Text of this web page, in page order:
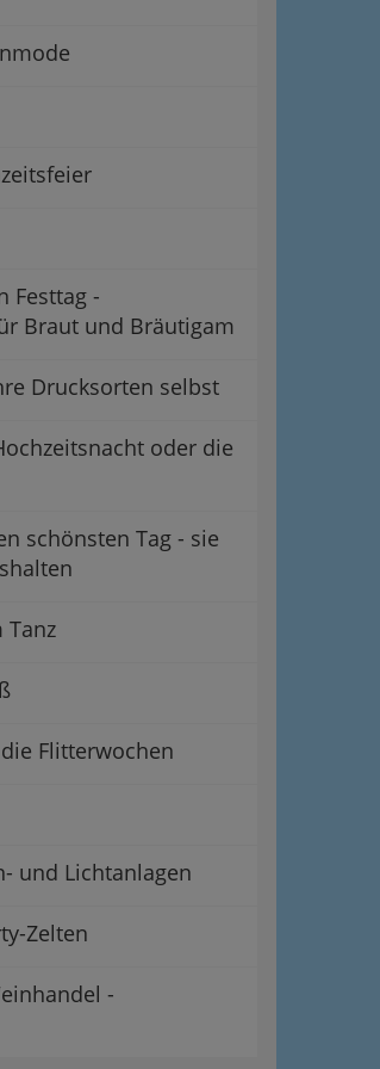
Festtag -
Braut und Bräutigam
Drucksorten selbst
oder die
schönsten Tag - sie
Tanz
Flitterwochen
und Lichtanlagen
Zelten
-